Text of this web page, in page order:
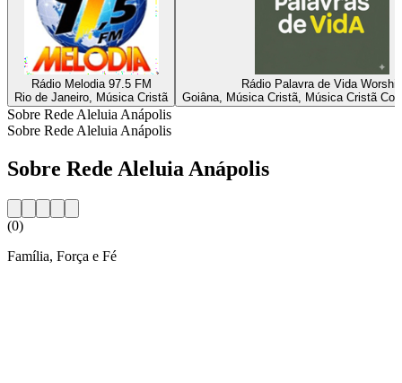
Rádio Melodia 97.5 FM
Rio de Janeiro, Música Cristã
Rádio Palavra de Vida Worship
Goiâna, Música Cristã, Música Cristã
Sobre Rede Aleluia Anápolis
Sobre Rede Aleluia Anápolis
Sobre Rede Aleluia Anápolis
(0)
Família, Força e Fé